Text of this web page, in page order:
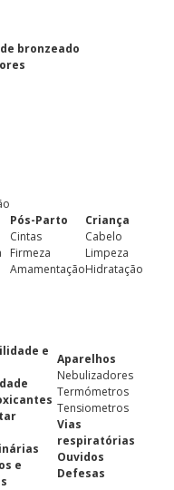
bronzeado
Pós-Parto
Cintas
Firmeza
Amamentação
Criança
Cabelo
Limpeza
Hidratação
e
e
Aparelhos
Nebulizadores
Termómetros
Tensiometros
Vias
respiratórias
Ouvidos
Defesas